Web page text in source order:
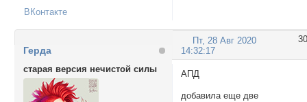
ВКонтакте
30
Пт, 28 Авг 2020
14:32:17
Герда
старая версия нечистой силы
АПД
добавила еще две